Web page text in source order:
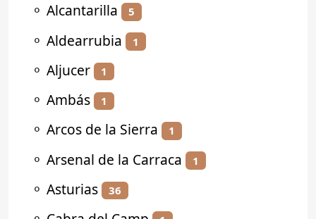
⚬ Alcantarilla 5
⚬ Aldearrubia 1
⚬ Aljucer 1
⚬ Ambás 1
⚬ Arcos de la Sierra 1
⚬ Arsenal de la Carraca 1
⚬ Asturias 36